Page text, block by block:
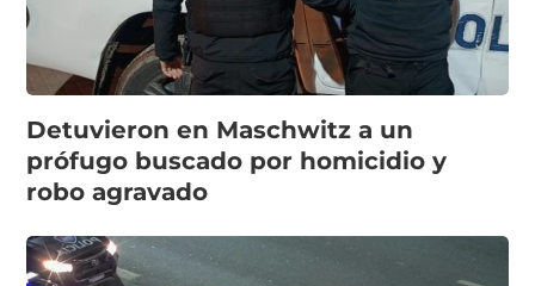
Detuvieron en Maschwitz a un
prófugo buscado por homicidio y
robo agravado